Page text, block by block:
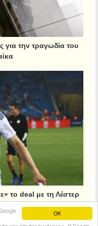
OK
την τραγωδία του
το deal με τη Λέστερ